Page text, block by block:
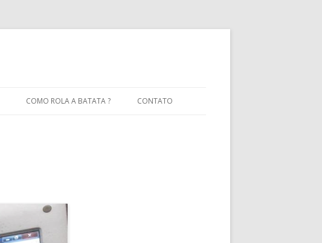
COMO ROLA A BATATA ? CONTATO